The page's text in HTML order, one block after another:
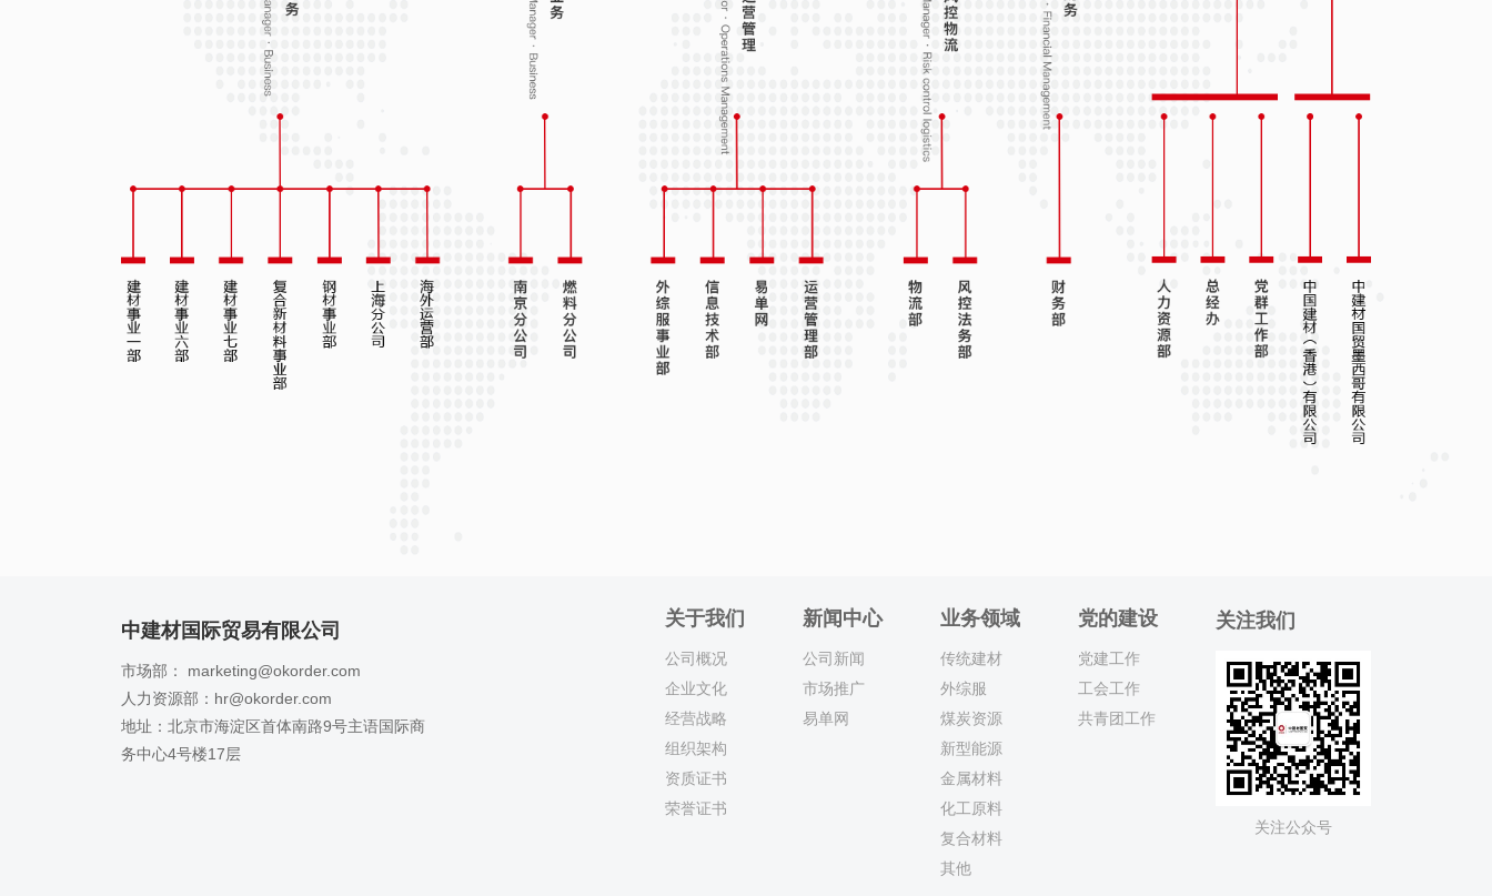
中建材国际贸易有限公司
市场部： marketing@okorder.com
人力资源部：hr@okorder.com
地址：北京市海淀区首体南路9号主语国际商
务中心4号楼17层
关于我们
公司概况
企业文化
经营战略
组织架构
资质证书
荣誉证书
新闻中心
公司新闻
市场推广
易单网
业务领域
传统建材
外综服
煤炭资源
新型能源
金属材料
化工原料
复合材料
其他
党的建设
党建工作
工会工作
共青团工作
关注我们
关注公众号